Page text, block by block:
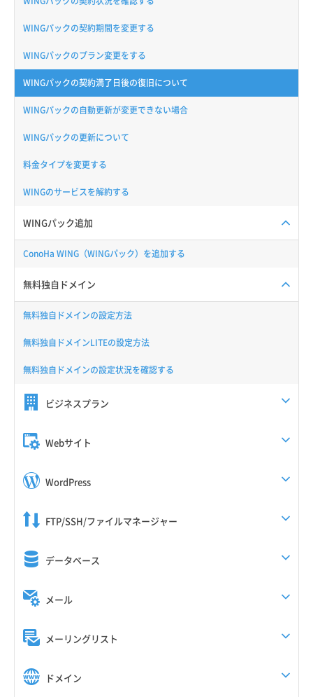
WINGパックの契約期間を変更する
WINGパックのプラン変更をする
WINGパックの契約満了日後の復旧について
WINGパックの自動更新が変更できない場合
WINGパックの更新について
料金タイプを変更する
WINGのサービスを解約する
WINGパック追加
ConoHa WING（WINGパック）を追加する
無料独自ドメイン
無料独自ドメインの設定方法
無料独自ドメインLITEの設定方法
無料独自ドメインの設定状況を確認する
ビジネスプラン
Webサイト
WordPress
FTP/SSH/ファイルマネージャー
データベース
メール
メーリングリスト
ドメイン